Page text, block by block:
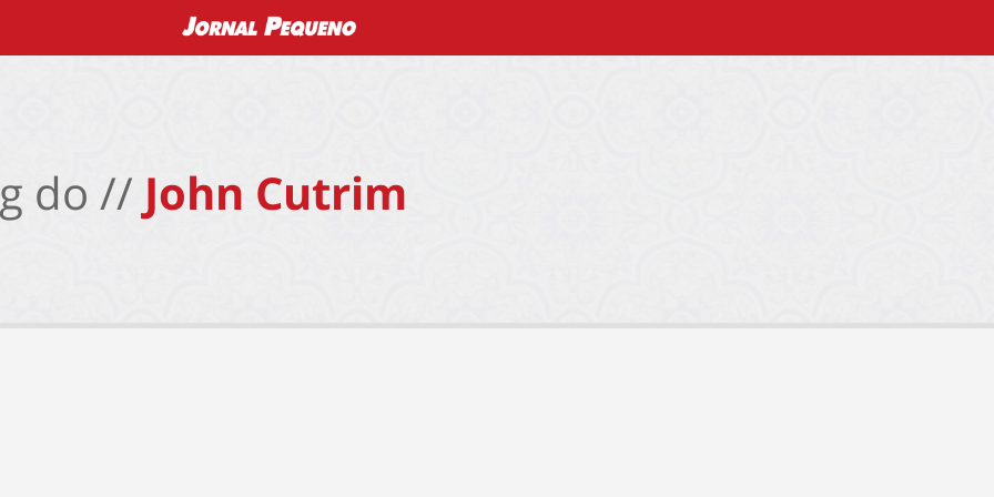
do // John Cutrim